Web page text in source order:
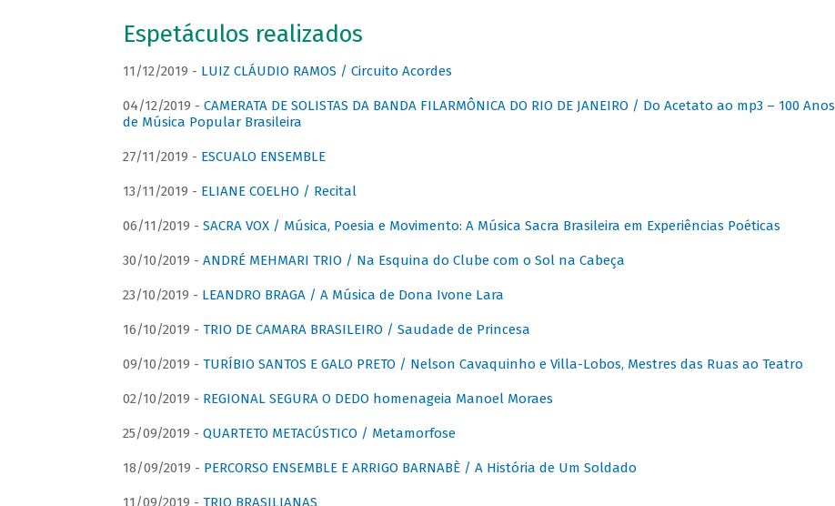
Espetáculos realizados
11/12/2019 - LUIZ CLÁUDIO RAMOS / Circuito Acordes
04/12/2019 - CAMERATA DE SOLISTAS DA BANDA FILARMÔNICA DO RIO DE JANEIRO / Do Acetato ao mp3 – 100 Anos
de Música Popular Brasileira
27/11/2019 - ESCUALO ENSEMBLE
13/11/2019 - ELIANE COELHO / Recital
06/11/2019 - SACRA VOX / Música, Poesia e Movimento: A Música Sacra Brasileira em Experiências Poéticas
30/10/2019 - ANDRÉ MEHMARI TRIO / Na Esquina do Clube com o Sol na Cabeça
23/10/2019 - LEANDRO BRAGA / A Música de Dona Ivone Lara
16/10/2019 - TRIO DE CAMARA BRASILEIRO / Saudade de Princesa
09/10/2019 - TURÍBIO SANTOS E GALO PRETO / Nelson Cavaquinho e Villa-Lobos, Mestres das Ruas ao Teatro
02/10/2019 - REGIONAL SEGURA O DEDO homenageia Manoel Moraes
25/09/2019 - QUARTETO METACÚSTICO / Metamorfose
18/09/2019 - PERCORSO ENSEMBLE E ARRIGO BARNABÈ / A História de Um Soldado